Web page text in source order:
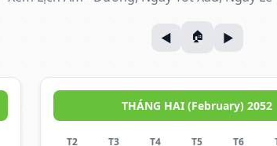
THÁNG HAI (February) 2052
T2 T3 T4 T5 T6